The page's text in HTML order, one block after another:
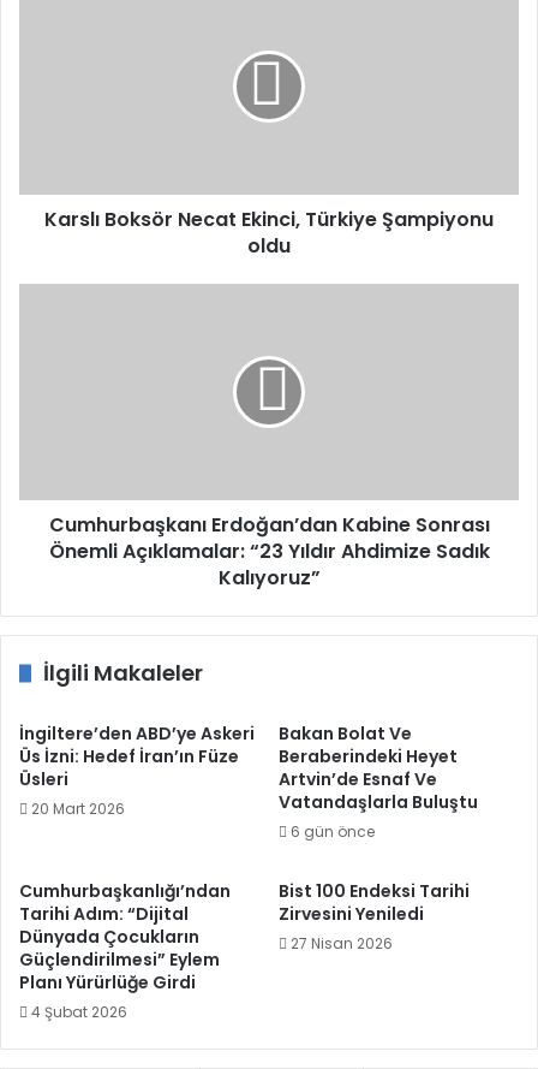
Karslı Boksör Necat Ekinci, Türkiye Şampiyonu
oldu
Ahdimize
Sadık
Kalıyoruz”
Cumhurbaşkanı Erdoğan’dan Kabine Sonrası
Önemli Açıklamalar: “23 Yıldır Ahdimize Sadık
Kalıyoruz”
İlgili Makaleler
İngiltere’den ABD’ye Askeri
Üs İzni: Hedef İran’ın Füze
Üsleri
20 Mart 2026
Bakan Bolat Ve
Beraberindeki Heyet
Artvin’de Esnaf Ve
Vatandaşlarla Buluştu
6 gün önce
Cumhurbaşkanlığı’ndan
Tarihi Adım: “Dijital
Dünyada Çocukların
Güçlendirilmesi” Eylem
Planı Yürürlüğe Girdi
4 Şubat 2026
Bist 100 Endeksi Tarihi
Zirvesini Yeniledi
27 Nisan 2026